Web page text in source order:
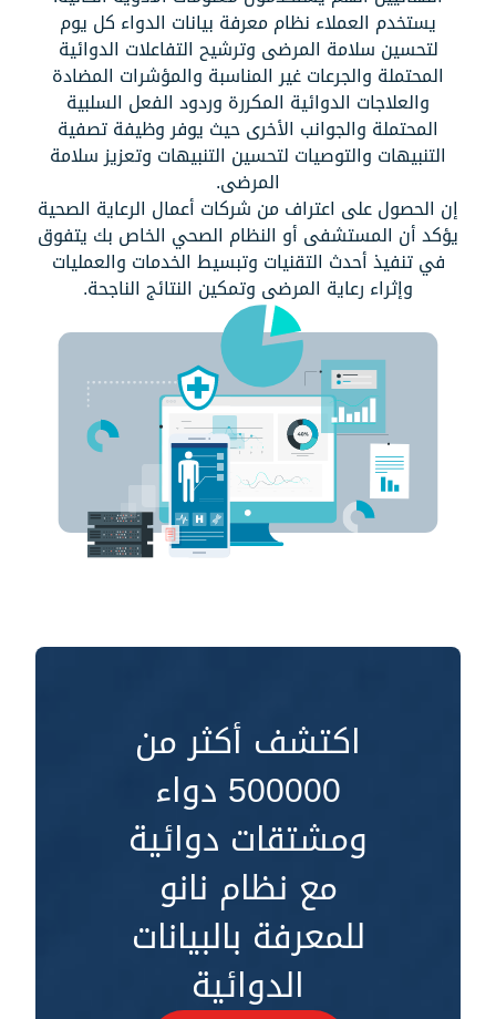
يستخدم العملاء نظام معرفة بيانات الدواء كل يوم
لتحسين سلامة المرضى وترشيح التفاعلات الدوائية
المحتملة والجرعات غير المناسبة والمؤشرات المضادة
والعلاجات الدوائية المكررة وردود الفعل السلبية
المحتملة والجوانب الأخرى حيث يوفر وظيفة تصفية
التنبيهات والتوصيات لتحسين التنبيهات وتعزيز سلامة
المرضى.
إن الحصول على اعتراف من شركات أعمال الرعاية الصحية
يؤكد أن المستشفى أو النظام الصحي الخاص بك يتفوق
في تنفيذ أحدث التقنيات وتبسيط الخدمات والعمليات
وإثراء رعاية المرضى وتمكين النتائج الناجحة.
اكتشف أكثر من
500000 دواء
ومشتقات دوائية
مع نظام نانو
للمعرفة بالبيانات
الدوائية